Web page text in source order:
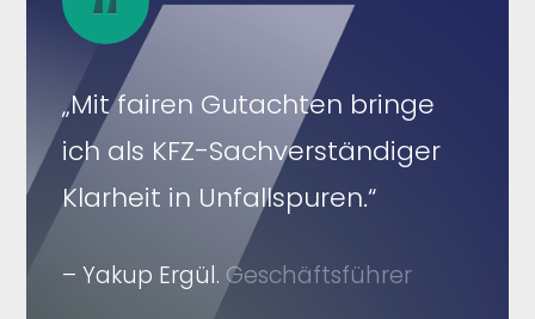
„Mit fairen Gutachten bringe
ich als KFZ-Sachverständiger
Klarheit in Unfallspuren.“
– Yakup Ergül. Geschäftsführer